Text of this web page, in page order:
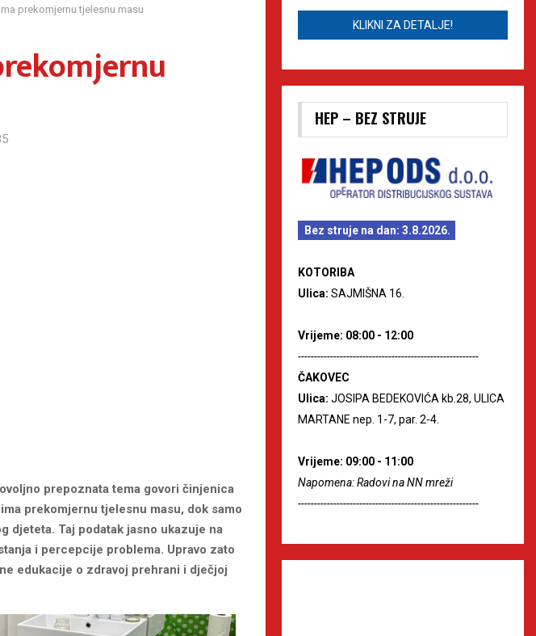
prekomjernu tjelesnu masu
prepoznata tema govori činjenica
prekomjernu tjelesnu masu, dok samo
djeteta. Taj podatak jasno ukazuje na
i percepcije problema. Upravo zato
edukacije o zdravoj prehrani i dječjoj
KLIKNI ZA DETALJE!
HEP – BEZ STRUJE
Bez struje na dan: 3.8.2026.
KOTORIBA
Ulica: SAJMIŠNA 16.
Vrijeme: 08:00 - 12:00
--------------------------------------------------------
ČAKOVEC
Ulica: JOSIPA BEDEKOVIĆA kb.28, ULICA
MARTANE nep. 1-7, par. 2-4.
Vrijeme: 09:00 - 11:00
Napomena: Radovi na NN mreži
--------------------------------------------------------